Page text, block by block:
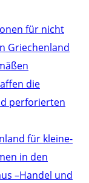
für nicht
Griechenland
die
perforierten
für kleine-
in den
–Handel und